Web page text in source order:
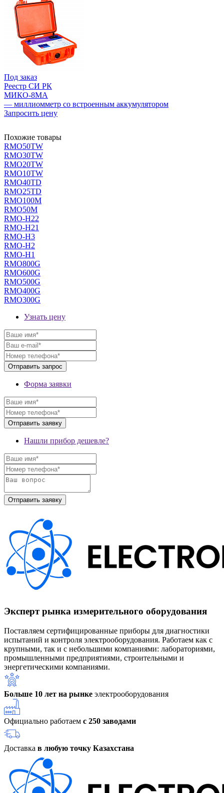
Под заказ
Реестр СИ РК
МИКО-8МА
— миллиомметр со встроенным аккумулятором
Запросить цену
Похожие товары
RMO50TW
RMO30TW
RMO20TW
RMO10TW
RMO40TD
RMO25TD
RMO100M
RMO50M
RMO-H22
RMO-H21
RMO-H3
RMO-H2
RMO-H1
RMO800G
RMO600G
RMO500G
RMO400G
RMO300G
Узнать цену
Форма заявки
Нашли прибор дешевле?
Эксперт рынка измерительного оборудования
Поставляем сертифицированные приборы для диагностики
испытаний и контроля электрооборудования. Работаем как с
крупными, так и с небольшими компаниями: лабораториями,
промышленными предприятиями, строительными и
энергетическими компаниями.
Больше 10 лет на рынке электрооборудования
Официально работаем с 250 заводами
Доставка в любую точку Казахстана